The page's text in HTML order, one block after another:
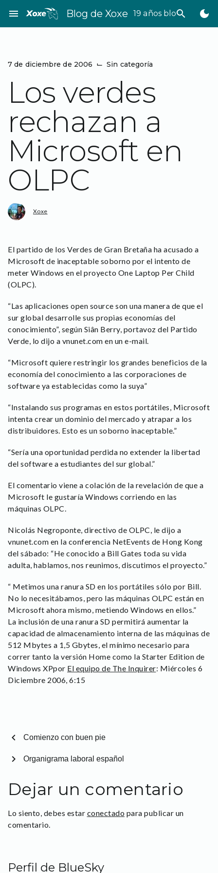
contenido
menu Blog de Xoxe 19 años bloggeando
search dark_mode
7 de diciembre de 2006 ⌙ Sin categoría
Los verdes
rechazan a
Microsoft en
OLPC
Xoxe
El partido de los Verdes de Gran Bretaña ha acusado a
Microsoft de inaceptable soborno por el intento de
meter Windows en el proyecto One Laptop Per Child
(OLPC).
“Las aplicaciones open source son una manera de que el
sur global desarrolle sus propias economías del
conocimiento”, según Siân Berry, portavoz del Partido
Verde, lo dijo a vnunet.com en un e-mail.
“Microsoft quiere restringir los grandes beneficios de la
economía del conocimiento a las corporaciones de
software ya establecidas como la suya”
“Instalando sus programas en estos portátiles, Microsoft
intenta crear un dominio del mercado y atrapar a los
distribuidores. Esto es un soborno inaceptable.”
“Sería una oportunidad perdida no extender la libertad
del software a estudiantes del sur global.”
El comentario viene a colación de la revelación de que a
Microsoft le gustaría Windows corriendo en las
máquinas OLPC.
Nicolás Negroponte, directivo de OLPC, le dijo a
vnunet.com en la conferencia NetEvents de Hong Kong
del sábado: “He conocido a Bill Gates toda su vida
adulta, hablamos, nos reunimos, discutimos el proyecto.”
“ Metimos una ranura SD en los portátiles sólo por Bill.
No lo necesitábamos, pero las máquinas OLPC están en
Microsoft ahora mismo, metiendo Windows en ellos.”
La inclusión de una ranura SD permitirá aumentar la
capacidad de almacenamiento interna de las máquinas de
512 Mbytes a 1,5 Gbytes, el mínimo necesario para
correr tanto la versión Home como la Starter Edition de
Windows XPpor El equipo de The Inquirer: Miércoles 6
Diciembre 2006, 6:15
chevron_left Comienzo con buen pie
Organigrama laboral español
chevron_right
Dejar un comentario
Lo siento, debes estar conectado para publicar un
comentario.
Perfil de BlueSky